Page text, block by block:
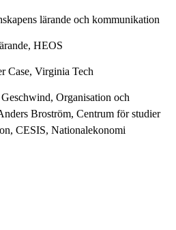
lärande och kommunikation
HEOS
Case, Virginia Tech
Organisation och
Broström, Centrum för studier
CESIS, Nationalekonomi